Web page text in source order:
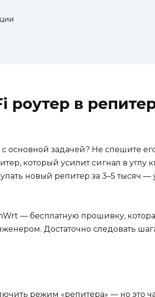
роутер в
основной задачей? Не спешите
который усилит сигнал в углу
новый репитер за 3–5 тысяч —
— бесплатную прошивку,
Достаточно следовать
режим «репитера» — но это